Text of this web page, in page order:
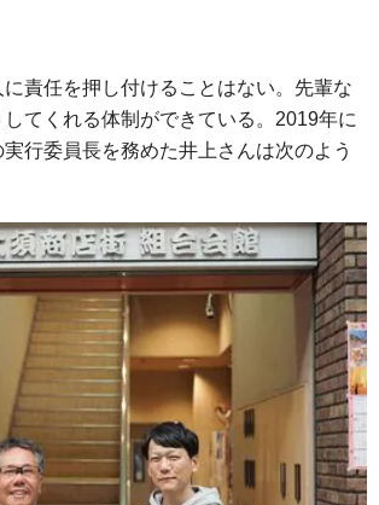
責任を押し付けることはない。先輩な
てくれる体制ができている。2019年に
行委員長を務めた井上さんは次のよう